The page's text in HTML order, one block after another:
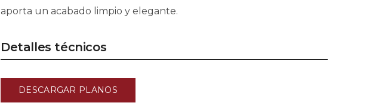
aporta un acabado limpio y elegante.
Detalles técnicos
DESCARGAR PLANOS